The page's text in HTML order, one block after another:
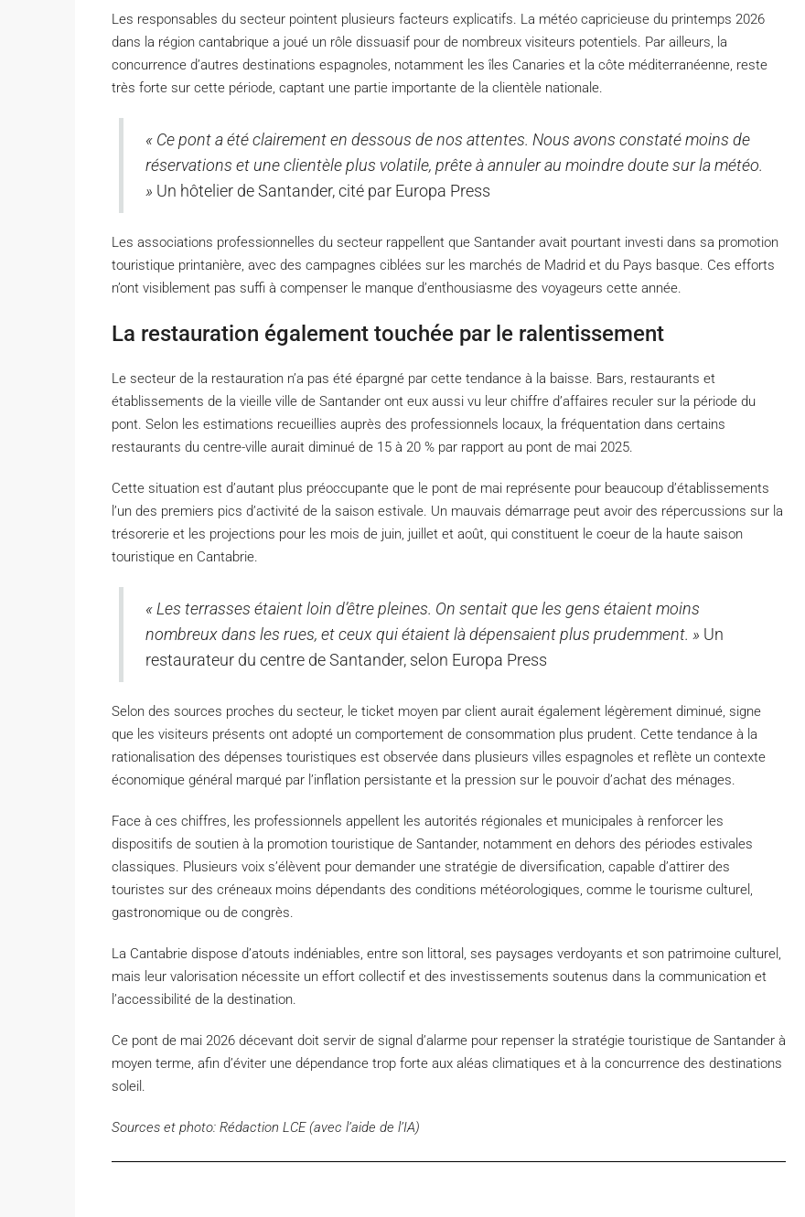
Les responsables du secteur pointent plusieurs facteurs explicatifs. La météo capricieuse du printemps 2026
dans la région cantabrique a joué un rôle dissuasif pour de nombreux visiteurs potentiels. Par ailleurs, la
concurrence d’autres destinations espagnoles, notamment les îles Canaries et la côte méditerranéenne, reste
très forte sur cette période, captant une partie importante de la clientèle nationale.
« Ce pont a été clairement en dessous de nos attentes. Nous avons constaté moins de
réservations et une clientèle plus volatile, prête à annuler au moindre doute sur la météo.
» Un hôtelier de Santander, cité par Europa Press
Les associations professionnelles du secteur rappellent que Santander avait pourtant investi dans sa promotion
touristique printanière, avec des campagnes ciblées sur les marchés de Madrid et du Pays basque. Ces efforts
n’ont visiblement pas suffi à compenser le manque d’enthousiasme des voyageurs cette année.
La restauration également touchée par le ralentissement
Le secteur de la restauration n’a pas été épargné par cette tendance à la baisse. Bars, restaurants et
établissements de la vieille ville de Santander ont eux aussi vu leur chiffre d’affaires reculer sur la période du
pont. Selon les estimations recueillies auprès des professionnels locaux, la fréquentation dans certains
restaurants du centre-ville aurait diminué de 15 à 20 % par rapport au pont de mai 2025.
Cette situation est d’autant plus préoccupante que le pont de mai représente pour beaucoup d’établissements
l’un des premiers pics d’activité de la saison estivale. Un mauvais démarrage peut avoir des répercussions sur la
trésorerie et les projections pour les mois de juin, juillet et août, qui constituent le coeur de la haute saison
touristique en Cantabrie.
« Les terrasses étaient loin d’être pleines. On sentait que les gens étaient moins
nombreux dans les rues, et ceux qui étaient là dépensaient plus prudemment. » Un
restaurateur du centre de Santander, selon Europa Press
Selon des sources proches du secteur, le ticket moyen par client aurait également légèrement diminué, signe
que les visiteurs présents ont adopté un comportement de consommation plus prudent. Cette tendance à la
rationalisation des dépenses touristiques est observée dans plusieurs villes espagnoles et reflète un contexte
économique général marqué par l’inflation persistante et la pression sur le pouvoir d’achat des ménages.
Face à ces chiffres, les professionnels appellent les autorités régionales et municipales à renforcer les
dispositifs de soutien à la promotion touristique de Santander, notamment en dehors des périodes estivales
classiques. Plusieurs voix s’élèvent pour demander une stratégie de diversification, capable d’attirer des
touristes sur des créneaux moins dépendants des conditions météorologiques, comme le tourisme culturel,
gastronomique ou de congrès.
La Cantabrie dispose d’atouts indéniables, entre son littoral, ses paysages verdoyants et son patrimoine culturel,
mais leur valorisation nécessite un effort collectif et des investissements soutenus dans la communication et
l’accessibilité de la destination.
Ce pont de mai 2026 décevant doit servir de signal d’alarme pour repenser la stratégie touristique de Santander à
moyen terme, afin d’éviter une dépendance trop forte aux aléas climatiques et à la concurrence des destinations
soleil.
Sources et photo: Rédaction LCE (avec l’aide de l’IA)